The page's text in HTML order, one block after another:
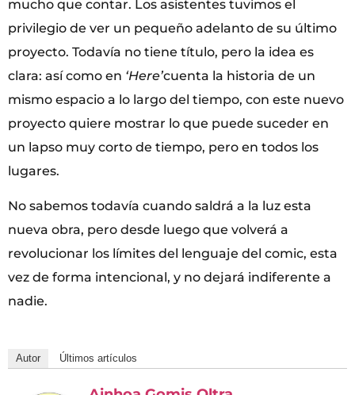
mucho que contar. Los asistentes tuvimos el
privilegio de ver un pequeño adelanto de su último
proyecto. Todavía no tiene título, pero la idea es
clara: así como en ‘Here’cuenta la historia de un
mismo espacio a lo largo del tiempo, con este nuevo
proyecto quiere mostrar lo que puede suceder en
un lapso muy corto de tiempo, pero en todos los
lugares.
No sabemos todavía cuando saldrá a la luz esta
nueva obra, pero desde luego que volverá a
revolucionar los límites del lenguaje del comic, esta
vez de forma intencional, y no dejará indiferente a
nadie.
Autor Últimos artículos